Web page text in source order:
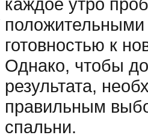
готовностью к
Однако, чтобы
результата,
правильным
спальни.